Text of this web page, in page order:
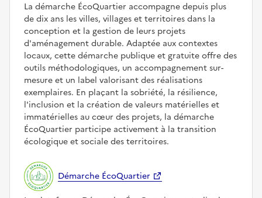
La démarche ÉcoQuartier accompagne depuis plus
de dix ans les villes, villages et territoires dans la
conception et la gestion de leurs projets
d'aménagement durable. Adaptée aux contextes
locaux, cette démarche publique et gratuite offre des
outils méthodologiques, un accompagnement sur-
mesure et un label valorisant des réalisations
exemplaires. En plaçant la sobriété, la résilience,
l'inclusion et la création de valeurs matérielles et
immatérielles au cœur des projets, la démarche
ÉcoQuartier participe activement à la transition
écologique et sociale des territoires.
Démarche ÉcoQuartier